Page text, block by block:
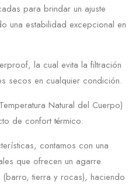
para brindar un ajuste
una estabilidad excepcional en
la cual evita la filtración
secos en cualquier condición.
Natural del Cuerpo)
de confort térmico.
contamos con una
que ofrecen un agarre
tierra y rocas), haciendo